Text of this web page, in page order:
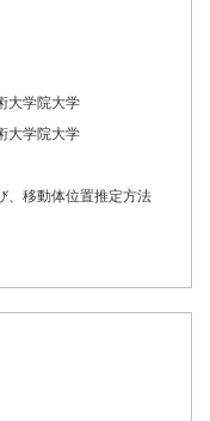
大学院大学
大学院大学
、移動体位置推定方法